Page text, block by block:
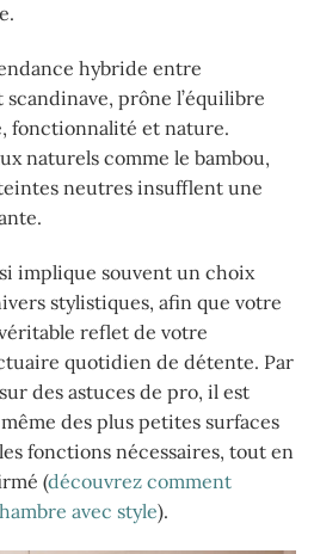
hybride entre
prône l’équilibre
fonctionnalité et nature.
naturels comme le bambou,
neutres insufflent une
implique souvent un choix
stylistiques, afin que votre
reflet de votre
quotidien de détente. Par
des astuces de pro, il est
des plus petites surfaces
fonctions nécessaires, tout en
(découvrez comment
avec style).